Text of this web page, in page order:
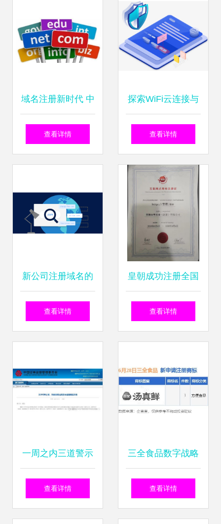
eureka自我保护机
域名注册新时代 中
英文域名均可行，
查看详情
探索WiFi云连接与
互联网图标免费下
册服务
查看详情
新公司注册域名的
多重价值与选择指
查看详情
皇朝成功注册全国
权威点商标，持续
册服务新航向
查看详情
一周之内三道警示
函 证券会计师事务
查看详情
三全食品数字战略
加速 新提商标涵盖
查看详情